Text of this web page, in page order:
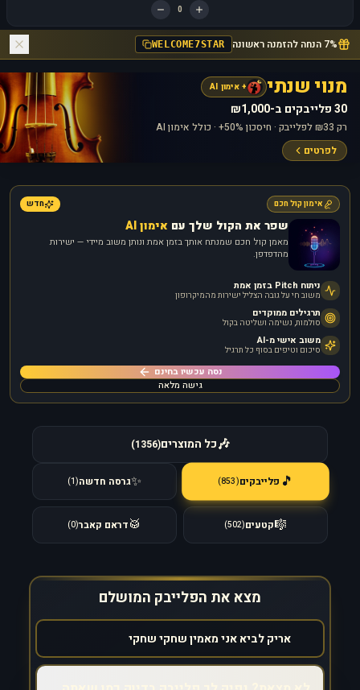
0
7% הנחה להזמנה ראשונה WELCOME7STAR
מנוי שנתי + אימון AI
30 פלייבקים ב-₪1,000
רק ₪33 לפלייבק · חיסכון 50%+ · כולל אימון AI
לפרטים
אימון קול חכם חדש
שפר את הקול שלך עם אימון AI
מאמן קול חכם שמנתח אותך בזמן אמת ונותן משוב מיידי — ישירות
מהדפדפן.
ניתוח Pitch בזמן אמת
משוב חי על גובה הצליל ישירות מהמיקרופון
תרגילים ממוקדים
סולמות, נשימה ושליטה בקול
משוב אישי מ-AI
סיכום וטיפים בסוף כל תרגיל
נסה עכשיו בחינם
גישה מלאה
🎶כל המוצרים(
1356
)
🎵 פלייבקים(
853
)
✨גרסה חדשה(
1
)
🎼קטעים(
502
)
🥁דראם קאבר(
0
)
מצא את הפלייבק המושלם